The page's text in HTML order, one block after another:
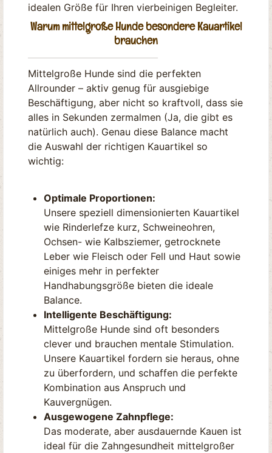
idealen Größe für Ihren vierbeinigen Begleiter.
Warum mittelgroße Hunde besondere Kauartikel
brauchen
Mittelgroße Hunde sind die perfekten
Allrounder – aktiv genug für ausgiebige
Beschäftigung, aber nicht so kraftvoll, dass sie
alles in Sekunden zermalmen (Ja, die gibt es
natürlich auch). Genau diese Balance macht
die Auswahl der richtigen Kauartikel so
wichtig:
Optimale Proportionen:
Unsere speziell dimensionierten Kauartikel
wie Rinderlefze kurz, Schweineohren,
Ochsen- wie Kalbsziemer, getrocknete
Leber wie Fleisch oder Fell und Haut sowie
einiges mehr in perfekter
Handhabungsgröße bieten die ideale
Balance.
Intelligente Beschäftigung:
Mittelgroße Hunde sind oft besonders
clever und brauchen mentale Stimulation.
Unsere Kauartikel fordern sie heraus, ohne
zu überfordern, und schaffen die perfekte
Kombination aus Anspruch und
Kauvergnügen.
Ausgewogene Zahnpflege:
Das moderate, aber ausdauernde Kauen ist
ideal für die Zahngesundheit mittelgroßer